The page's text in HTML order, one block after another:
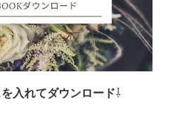
入れてダウンロード⇩